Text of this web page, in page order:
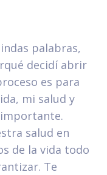
palabras,
decidí abrir
es para
mi salud y
salud en
de la vida todo
Te